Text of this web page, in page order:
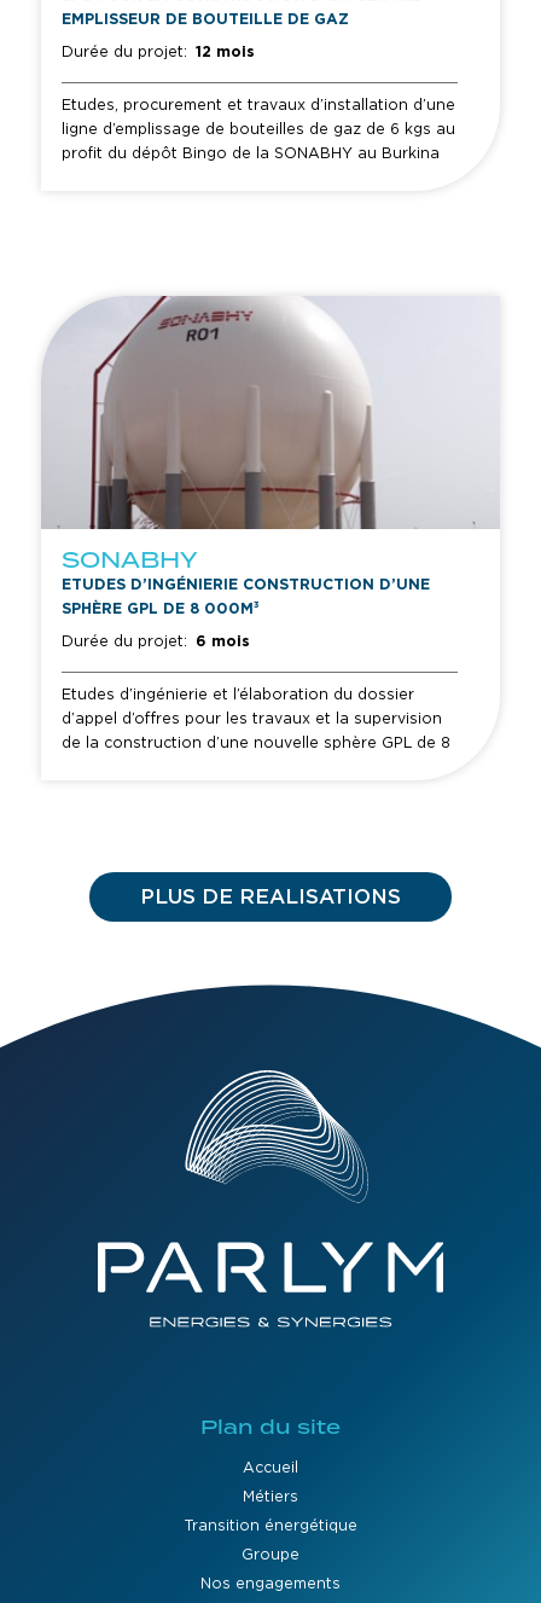
EMPLISSEUR DE BOUTEILLE DE GAZ
Durée du projet: 12 mois
Etudes, procurement et travaux d’installation d’une
ligne d’emplissage de bouteilles de gaz de 6 kgs au
profit du dépôt Bingo de la SONABHY au Burkina
SONABHY
ETUDES D’INGÉNIERIE CONSTRUCTION D’UNE
SPHÈRE GPL DE 8 000M³
Durée du projet: 6 mois
Etudes d’ingénierie et l’élaboration du dossier
d’appel d’offres pour les travaux et la supervision
de la construction d’une nouvelle sphère GPL de 8
PLUS DE REALISATIONS
Plan du site
Accueil
Métiers
Transition énergétique
Groupe
Nos engagements